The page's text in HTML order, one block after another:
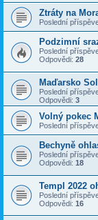
Ztráty na
Poslední
Podzimní
Poslední
Odpovědi: 28
Maďarsko
Poslední
Odpovědi: 3
Volný pokec
Poslední
Bechyně
Poslední
Odpovědi: 18
Templ 2022
Poslední
Odpovědi: 16